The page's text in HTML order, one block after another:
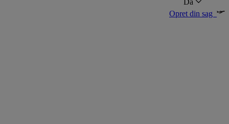
Da
Opret din sag